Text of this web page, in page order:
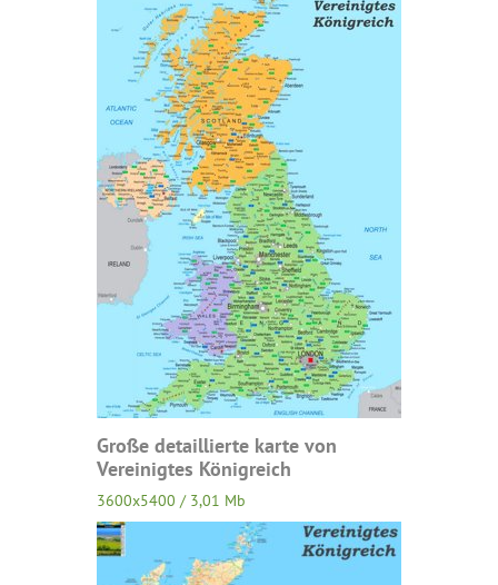
Große detaillierte karte von
Vereinigtes Königreich
3600x5400 / 3,01 Mb